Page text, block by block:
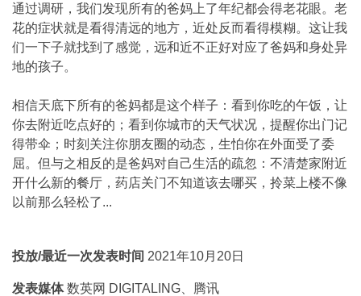
通过调研，我们发现所有的爸妈上了年纪都会得老花眼。老
花的症状就是看得清远的地方，近处反而看得模糊。这让我
们一下子就找到了感觉，远和近不正好对应了爸妈和身处异
地的孩子。
相信天底下所有的爸妈都是这个样子：看到你吃的午饭，让
你去附近吃点好的；看到你城市的天气状况，提醒你出门记
得带伞；时刻关注你朋友圈的动态，生怕你在外面受了委
屈。但与之相反的是爸妈对自己生活的疏忽：不清楚家附近
开什么新的餐厅，药店关门不知道该去哪买，拎菜上楼不像
以前那么轻松了...
投放/最近一次发表时间 2021年10月20日
发表媒体数英网 DIGITALING、腾讯